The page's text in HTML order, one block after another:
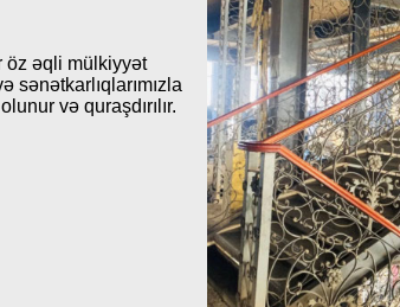
öz əqli mülkiyyət
sənətkarlıqlarımızla
və quraşdırılır.